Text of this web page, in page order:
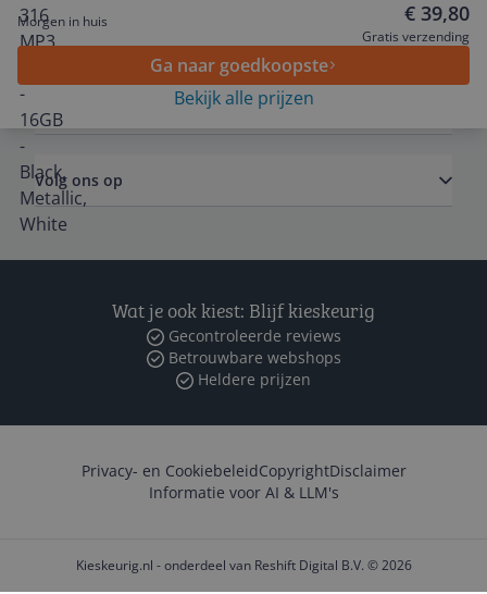
Morgen in huis € 39,80
Gratis verzending
Ga naar goedkoopste
Bekijk alle prijzen
Algemeen
Volg ons op
Wat je ook kiest: Blijf kieskeurig
Gecontroleerde reviews
Betrouwbare webshops
Heldere prijzen
Privacy- en CookiebeleidCopyrightDisclaimer
Informatie voor AI & LLM's
Kieskeurig.nl - onderdeel van Reshift Digital B.V. © 2026